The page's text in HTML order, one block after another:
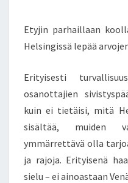
Etyjin parhaillaan
Helsingissä lepää
Erityisesti
osanottajien
kuin ei tietäisi, mitä
sisältää, muiden
ymmärrettävä olla
ja rajoja. Erityisenä
sielu – ei ainoastaan